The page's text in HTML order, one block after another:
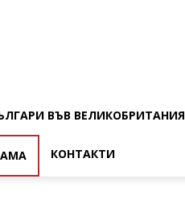
ВЪВ ВЕЛИКОБРИТАНИЯ
КОНТАКТИ